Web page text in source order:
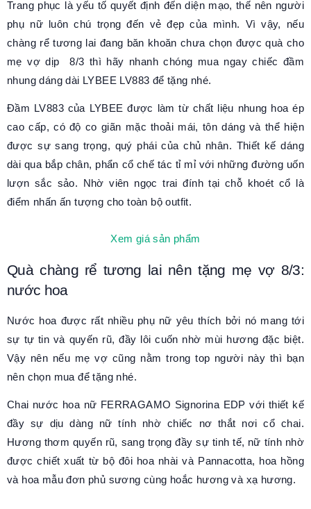
Trang phục là yếu tố quyết định đến diện mạo, thế nên người
phụ nữ luôn chú trọng đến vẻ đẹp của mình. Vì vậy, nếu
chàng rể tương lai đang băn khoăn chưa chọn được quà cho
mẹ vợ dịp 8/3 thì hãy nhanh chóng mua ngay chiếc đầm
nhung dáng dài LYBEE LV883 để tặng nhé.
Đầm LV883 của LYBEE được làm từ chất liệu nhung hoa ép
cao cấp, có độ co giãn mặc thoải mái, tôn dáng và thể hiện
được sự sang trọng, quý phái của chủ nhân. Thiết kế dáng
dài qua bắp chân, phẩn cổ chế tác tỉ mỉ với những đường uốn
lượn sắc sảo. Nhờ viên ngọc trai đính tại chỗ khoét cổ là
điểm nhấn ấn tượng cho toàn bộ outfit.
Xem giá sản phẩm
Quà chàng rể tương lai nên tặng mẹ vợ 8/3:
nước hoa
Nước hoa được rất nhiều phụ nữ yêu thích bởi nó mang tới
sự tự tin và quyến rũ, đầy lôi cuốn nhờ mùi hương đặc biệt.
Vậy nên nếu mẹ vợ cũng nằm trong top người này thì bạn
nên chọn mua để tặng nhé.
Chai nước hoa nữ FERRAGAMO Signorina EDP với thiết kế
đầy sự dịu dàng nữ tính nhờ chiếc nơ thắt nơi cổ chai.
Hương thơm quyến rũ, sang trọng đầy sự tinh tế, nữ tính nhờ
được chiết xuất từ bộ đôi hoa nhài và Pannacotta, hoa hồng
và hoa mẫu đơn phủ sương cùng hoắc hương và xạ hương.